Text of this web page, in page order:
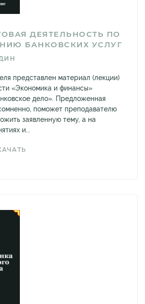
ДЕЯТЕЛЬНОСТЬ ПО
БАНКОВСКИХ УСЛУГ
представлен материал (лекции)
«Экономика и финансы»
дело». Предложенная
поможет преподавателю
заявленную тему, а на
и...